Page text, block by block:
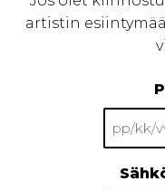
artistin
PP
KK